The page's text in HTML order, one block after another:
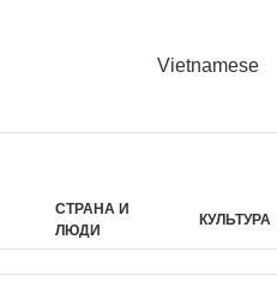
Vietnamese
СТРАНА И
ЛЮДИ
КУЛЬТУРА